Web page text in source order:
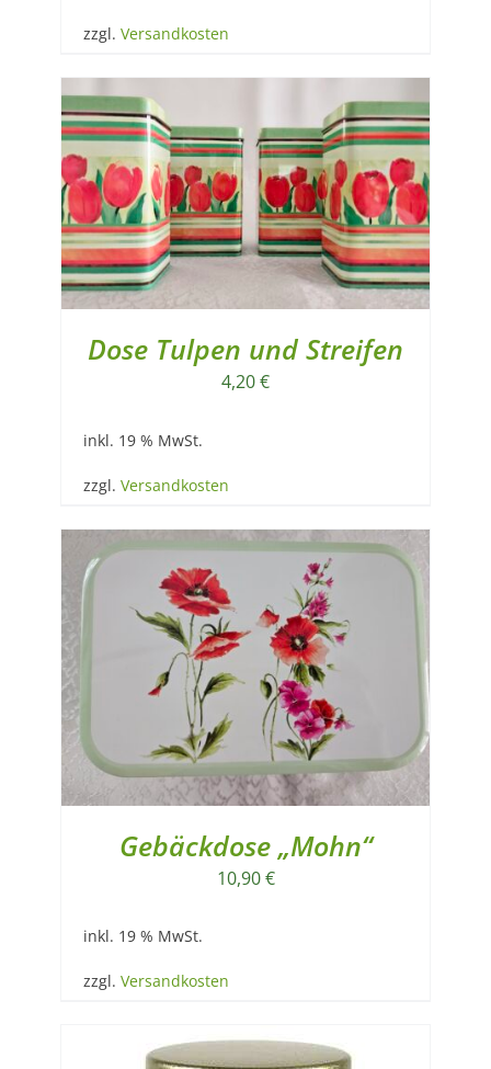
zzgl. Versandkosten
Dose Tulpen und Streifen
4,20€
inkl. 19 % MwSt.
zzgl. Versandkosten
Gebäckdose „Mohn“
10,90€
inkl. 19 % MwSt.
zzgl. Versandkosten